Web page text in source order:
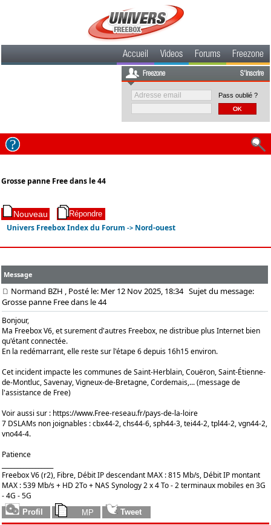
Accueil Videos Forums Freezone
Freezone S'inscrire
Pass oublié ?
Grosse panne Free dans le 44
Univers Freebox Index du Forum -> Nord-ouest
Message
Normand BZH , Posté le: Mer 12 Nov 2025, 18:34Sujet du message:
Grosse panne Free dans le 44
Bonjour,
Ma Freebox V6, et surement d'autres Freebox, ne distribue plus Internet bien
qu'étant connectée.
En la redémarrant, elle reste sur l'étape 6 depuis 16h15 environ.
Cet incident impacte les communes de Saint-Herblain, Couëron, Saint-Étienne-
de-Montluc, Savenay, Vigneux-de-Bretagne, Cordemais,... (message de
l'assistance de Free)
Voir aussi sur : https://www.Free-reseau.fr/pays-de-la-loire
7 DSLAMs non joignables : cbx44-2, chs44-6, sph44-3, tei44-2, tpl44-2, vgn44-2,
vno44-4.
Patience
Freebox V6 (r2), Fibre, Débit IP descendant MAX : 815 Mb/s, Débit IP montant
MAX : 539 Mb/s + HD 2To + NAS Synology 2 x 4 To - 2 terminaux mobiles en 3G
- 4G - 5G